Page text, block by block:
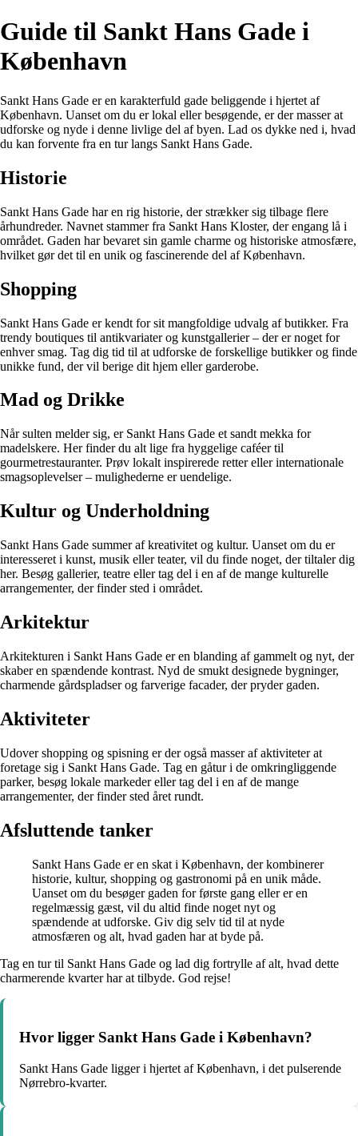
Guide til Sankt Hans Gade i
København
Sankt Hans Gade er en karakterfuld gade beliggende i hjertet af
København. Uanset om du er lokal eller besøgende, er der masser at
udforske og nyde i denne livlige del af byen. Lad os dykke ned i, hvad
du kan forvente fra en tur langs Sankt Hans Gade.
Historie
Sankt Hans Gade har en rig historie, der strækker sig tilbage flere
århundreder. Navnet stammer fra Sankt Hans Kloster, der engang lå i
området. Gaden har bevaret sin gamle charme og historiske atmosfære,
hvilket gør det til en unik og fascinerende del af København.
Shopping
Sankt Hans Gade er kendt for sit mangfoldige udvalg af butikker. Fra
trendy boutiques til antikvariater og kunstgallerier – der er noget for
enhver smag. Tag dig tid til at udforske de forskellige butikker og finde
unikke fund, der vil berige dit hjem eller garderobe.
Mad og Drikke
Når sulten melder sig, er Sankt Hans Gade et sandt mekka for
madelskere. Her finder du alt lige fra hyggelige caféer til
gourmetrestauranter. Prøv lokalt inspirerede retter eller internationale
smagsoplevelser – mulighederne er uendelige.
Kultur og Underholdning
Sankt Hans Gade summer af kreativitet og kultur. Uanset om du er
interesseret i kunst, musik eller teater, vil du finde noget, der tiltaler dig
her. Besøg gallerier, teatre eller tag del i en af de mange kulturelle
arrangementer, der finder sted i området.
Arkitektur
Arkitekturen i Sankt Hans Gade er en blanding af gammelt og nyt, der
skaber en spændende kontrast. Nyd de smukt designede bygninger,
charmende gårdspladser og farverige facader, der pryder gaden.
Aktiviteter
Udover shopping og spisning er der også masser af aktiviteter at
foretage sig i Sankt Hans Gade. Tag en gåtur i de omkringliggende
parker, besøg lokale markeder eller tag del i en af de mange
arrangementer, der finder sted året rundt.
Afsluttende tanker
Sankt Hans Gade er en skat i København, der kombinerer
historie, kultur, shopping og gastronomi på en unik måde.
Uanset om du besøger gaden for første gang eller er en
regelmæssig gæst, vil du altid finde noget nyt og
spændende at udforske. Giv dig selv tid til at nyde
atmosfæren og alt, hvad gaden har at byde på.
Tag en tur til Sankt Hans Gade og lad dig fortrylle af alt, hvad dette
charmerende kvarter har at tilbyde. God rejse!
Hvor ligger Sankt Hans Gade i København?
Sankt Hans Gade ligger i hjertet af København, i det pulserende
Nørrebro-kvarter.